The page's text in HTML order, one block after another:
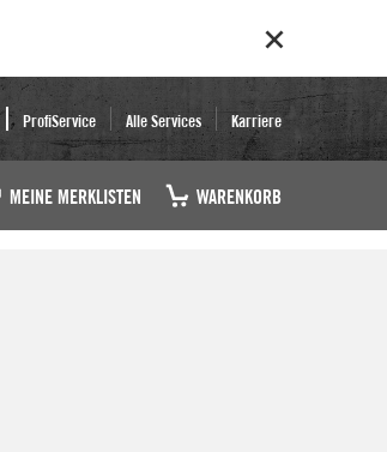
ProfiService Alle Services Karriere
MEINE MERKLISTEN WARENKORB